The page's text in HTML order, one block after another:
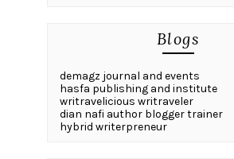
Blogs
demagz journal and events
hasfa publishing and institute
writravelicious writraveler
dian nafi author blogger trainer
hybrid writerpreneur